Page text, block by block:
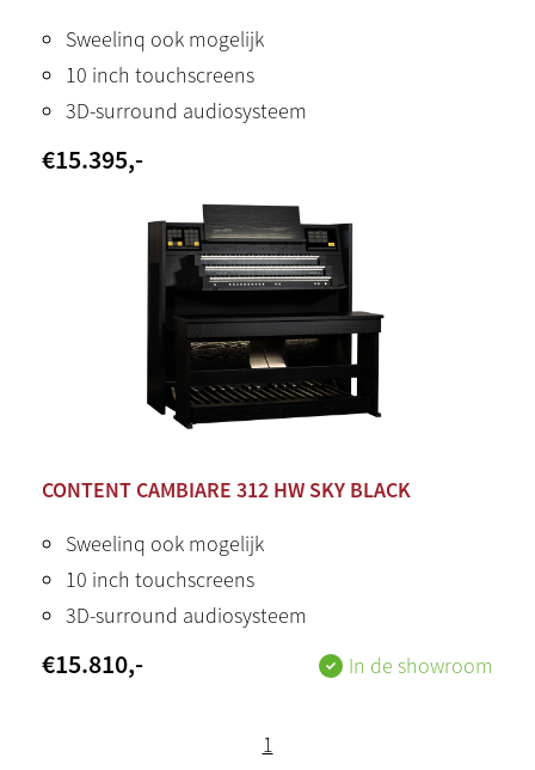
Sweelinq ook mogelijk
10 inch touchscreens
3D-surround audiosysteem
€15.395,-
CONTENT CAMBIARE 312 HW SKY BLACK
Sweelinq ook mogelijk
10 inch touchscreens
3D-surround audiosysteem
€15.810,- In de showroom
1